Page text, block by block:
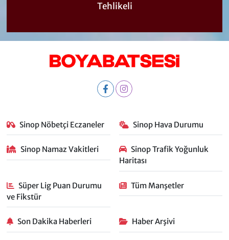
Tehlikeli
Sinop Nöbetçi Eczaneler Sinop Hava Durumu
Sinop Namaz Vakitleri
Sinop Trafik Yoğunluk
Haritası
Süper Lig Puan Durumu
ve Fikstür
Tüm Manşetler
Son Dakika Haberleri Haber Arşivi